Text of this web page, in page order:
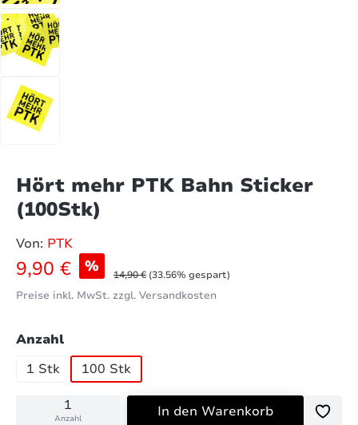
Hört mehr PTK Bahn Sticker
(100Stk)
Von: PTK
Verkaufspreis:
9,90 € % Regulärer Preis:
14,90 € (33.56% gespart)
Preise inkl. MwSt. zzgl. Versandkosten
Anzahlauswählen
1 Stk
100 Stk
Anzahl In den Warenkorb